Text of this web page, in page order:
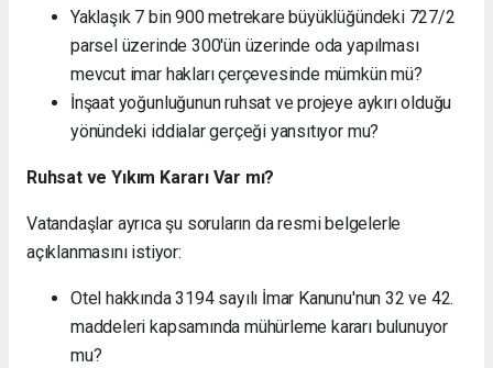
Yaklaşık 7 bin 900 metrekare büyüklüğündeki 727/2
parsel üzerinde 300'ün üzerinde oda yapılması
mevcut imar hakları çerçevesinde mümkün mü?
İnşaat yoğunluğunun ruhsat ve projeye aykırı olduğu
yönündeki iddialar gerçeği yansıtıyor mu?
Ruhsat ve Yıkım Kararı Var mı?
Vatandaşlar ayrıca şu soruların da resmi belgelerle
açıklanmasını istiyor:
Otel hakkında 3194 sayılı İmar Kanunu'nun 32 ve 42.
maddeleri kapsamında mühürleme kararı bulunuyor
mu?